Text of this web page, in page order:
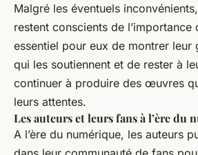
Malgré les éventuels
restent conscients de l’importance
essentiel pour eux de montrer leur
qui les soutiennent et de rester à
continuer à produire des œuvres
leurs attentes.
Les auteurs et leurs fans à l’ère du
A l’ère du numérique, les auteurs